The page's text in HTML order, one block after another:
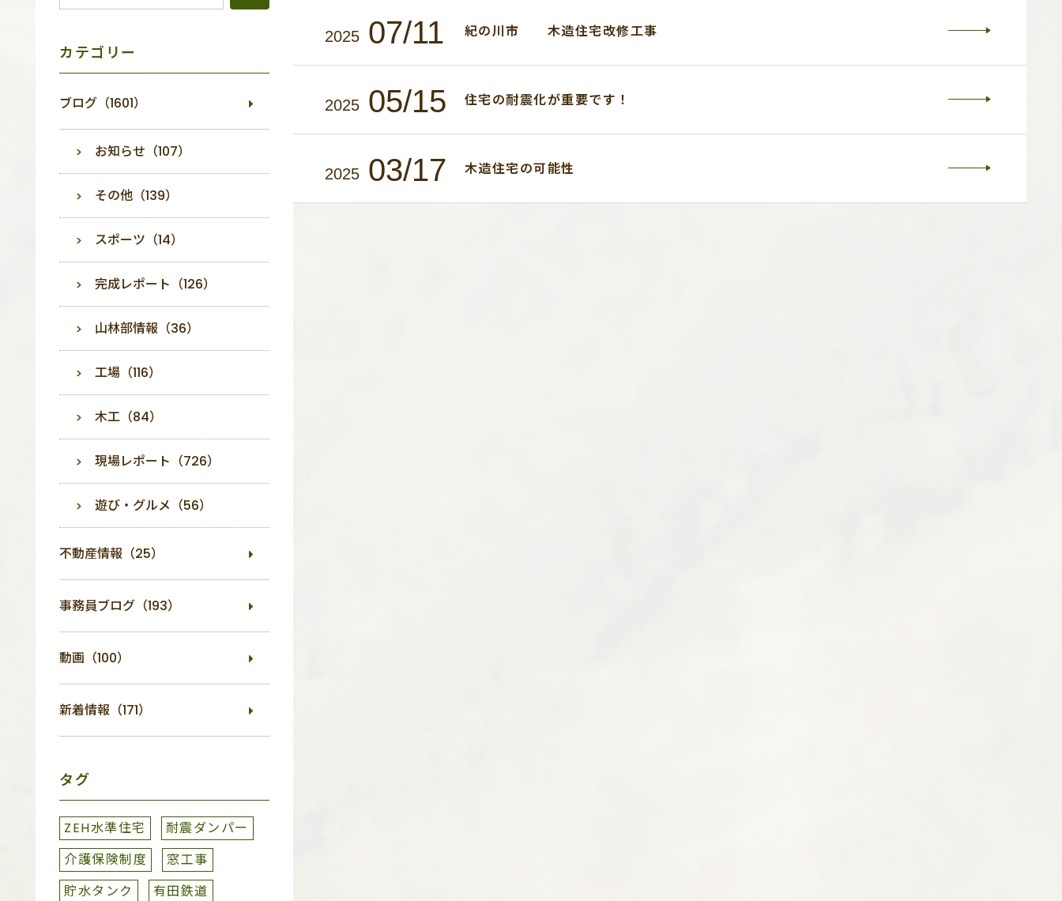
2025 07/11 紀の川市 木造住宅改修工事
2025 05/15 住宅の耐震化が重要です！
2025 03/17 木造住宅の可能性
ニ
カテゴリー
ブログ（1601）
お知らせ（107）
その他（139）
スポーツ（14）
完成レポート（126）
山林部情報（36）
工場（116）
木工（84）
現場レポート（726）
遊び・グルメ（56）
不動産情報（25）
事務員ブログ（193）
動画（100）
新着情報（171）
タグ
ZEH水準住宅
耐震ダンパー
介護保険制度
窓工事
貯水タンク
有田鉄道